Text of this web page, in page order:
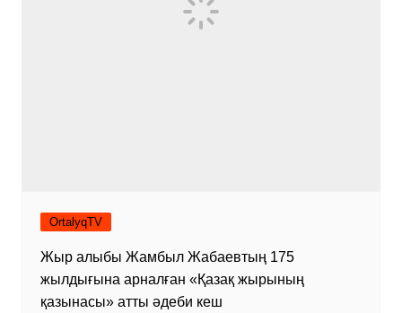
OrtalyqTV
Жыр алыбы Жамбыл Жабаевтың 175
жылдығына арналған «Қазақ жырының
қазынасы» атты әдеби кеш